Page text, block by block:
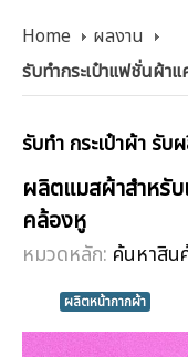
Home
ผลงาน
รับทำกระเป๋าแฟชั่นผ้า
รับทำ กระเป๋าผ้า รั
ผลิตแมสผ้าสำหรั
คล้องหู
หมวดหลัก: ค้นหาสิน
ผลิตหน้ากากผ้า